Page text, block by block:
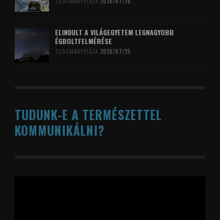
ELINDULT A VILÁGEGYETEM LEGNAGYOBB
ÉGBOLTFELMÉRÉSE
TUDOMÁNYPLÁZA 2026/07/25
TUDUNK-E A TERMÉSZETTEL
KOMMUNIKÁLNI?